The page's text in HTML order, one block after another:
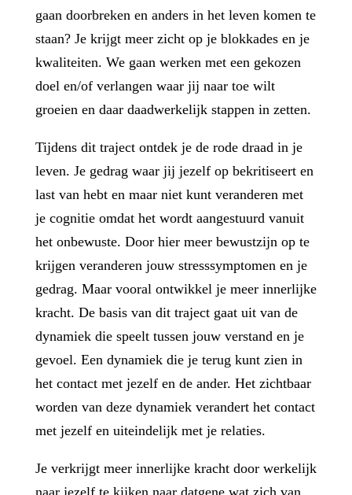
gaan doorbreken en anders in het leven komen te
staan? Je krijgt meer zicht op je blokkades en je
kwaliteiten. We gaan werken met een gekozen
doel en/of verlangen waar jij naar toe wilt
groeien en daar daadwerkelijk stappen in zetten.
Tijdens dit traject ontdek je de rode draad in je
leven. Je gedrag waar jij jezelf op bekritiseert en
last van hebt en maar niet kunt veranderen met
je cognitie omdat het wordt aangestuurd vanuit
het onbewuste. Door hier meer bewustzijn op te
krijgen veranderen jouw stresssymptomen en je
gedrag. Maar vooral ontwikkel je meer innerlijke
kracht. De basis van dit traject gaat uit van de
dynamiek die speelt tussen jouw verstand en je
gevoel. Een dynamiek die je terug kunt zien in
het contact met jezelf en de ander. Het zichtbaar
worden van deze dynamiek verandert het contact
met jezelf en uiteindelijk met je relaties.
Je verkrijgt meer innerlijke kracht door werkelijk
naar jezelf te kijken naar datgene wat zich van